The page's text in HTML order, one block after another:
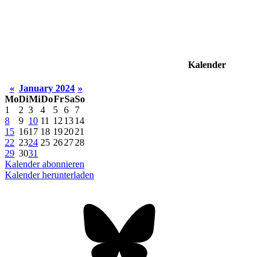
Kalender
« January 2024 »
MoDiMiDoFrSaSo
1
2 3 4 5 6
7
8
9 10 11 12 1314
15 1617 18 192021
22 2324 25 262728
29 3031
Kalender abonnieren
Kalender herunterladen